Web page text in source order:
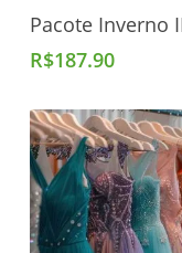
Adicionar Ao
Pacote Inverno
R$187.90